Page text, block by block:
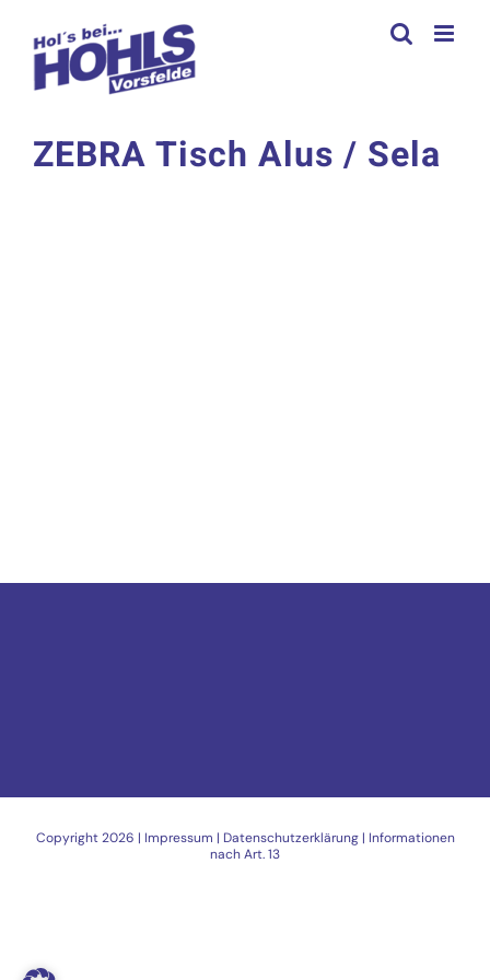
Inhalt
springen
ZEBRA Tisch Alus / Sela
Copyright2026 | Impressum | Datenschutzerklärung| Informationen
nach Art. 13